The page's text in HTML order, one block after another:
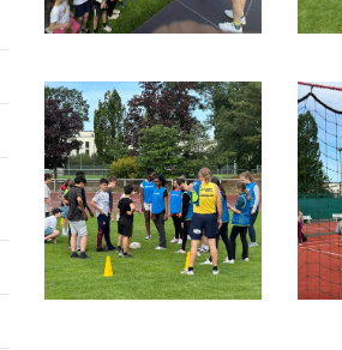
e.V.
Unser Verein
Öffnungszeiten